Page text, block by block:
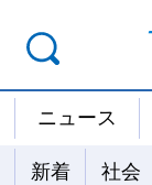
ニュース
新着 社会